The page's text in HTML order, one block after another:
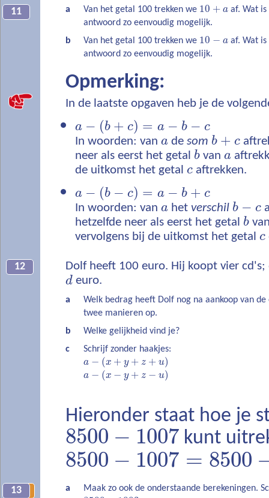
11 a Van het getal 100 trekken we 10 + aaf. Wat is
antwoord zo eenvoudig mogelijk.
b
Van het getal 100 trekken we 10 − aaf. Wat is
antwoord zo eenvoudig mogelijk.
Opmerking:
In de laatste opgaven heb je de
a − (b + c) = a − b − c
In woorden: van a de som b + c
neer als eerst het getal b van a
de uitkomst het getal c aftrekken.
a − (b − c) = a − b + c
In woorden: van a het verschil b − c
hetzelfde neer als eerst het getal b
vervolgens bij de uitkomst het getal c
12
Dolf heeft 100 euro. Hij koopt vier
d euro.
a
Welk bedrag heeft Dolf nog na aankoop van
twee manieren op.
b
Welke gelijkheid vind je?
c
Schrijf zonder haakjes:
a − (x + y + z + u)
a − (x − y + z − u)
Hieronder staat hoe je
8500 − 1007 kunt
8500 − 1007 = 8500
13
8 a Maak zo ook de onderstaande berekeningen.